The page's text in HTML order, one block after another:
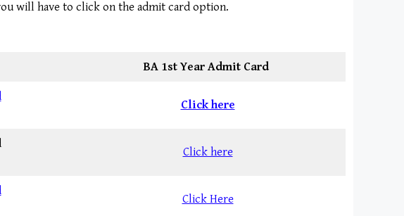
will have to click on the admit card option.
BA 1st Year Admit Card
Click here
Click here
Click Here